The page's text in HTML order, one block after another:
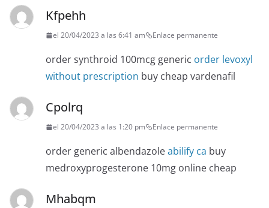
Kfpehh
el 20/04/2023 a las 6:41 am Enlace permanente
order synthroid 100mcg generic order levoxyl
without prescription buy cheap vardenafil
Cpolrq
el 20/04/2023 a las 1:20 pm Enlace permanente
order generic albendazoleabilify ca buy
medroxyprogesterone 10mg online cheap
Mhabqm